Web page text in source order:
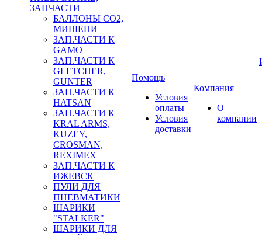
ЗАПЧАСТИ
БАЛЛОНЫ CO2,
МИШЕНИ
ЗАП.ЧАСТИ К
GAMO
ЗАП.ЧАСТИ К
GLETCHER,
GUNTER
ЗАП.ЧАСТИ К
HATSAN
ЗАП.ЧАСТИ К
KRAL ARMS,
KUZEY,
CROSMAN,
REXIMEX
ЗАП.ЧАСТИ К
ИЖЕВСК
ПУЛИ ДЛЯ
ПНЕВМАТИКИ
ШАРИКИ
"STALKER"
ШАРИКИ ДЛЯ
Помощь
Условия
оплаты
Условия
доставки
Компания
О
компании